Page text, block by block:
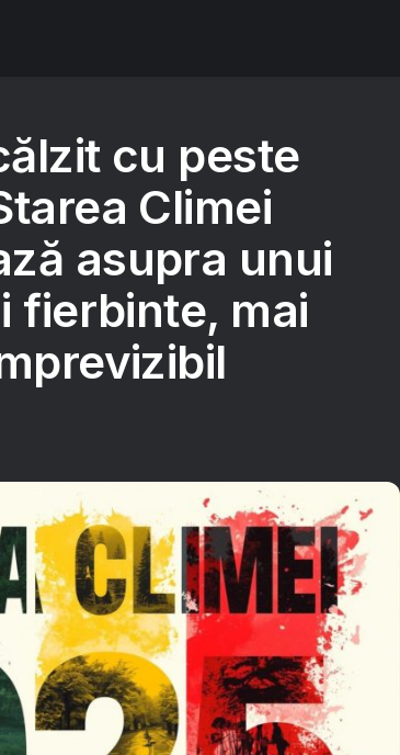
cu peste
Climei
asupra unui
fierbinte, mai